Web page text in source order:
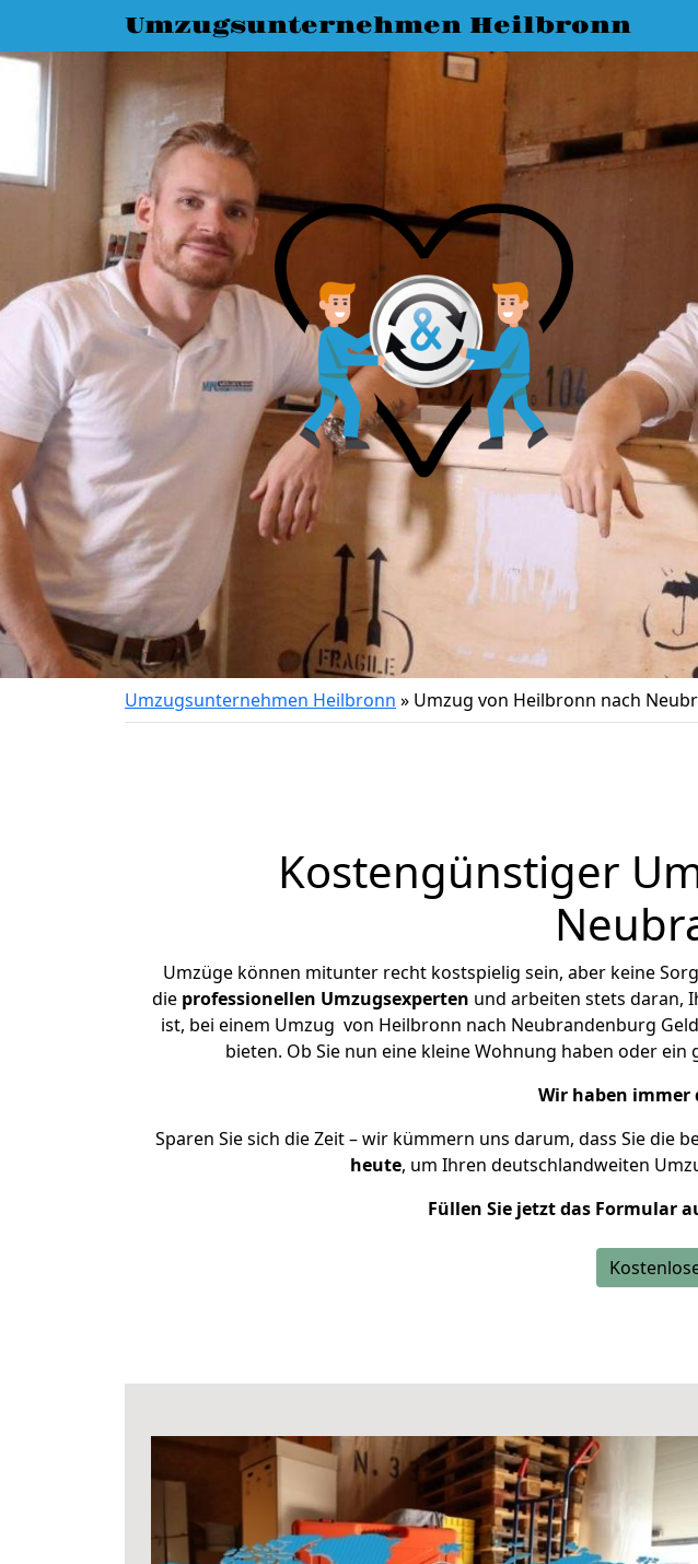
Umzugsunternehmen Heilbronn
Umzugsunternehmen Heilbronn » Umzug von Heilbronn nach
Kostengünstiger
Umzüge können mitunter recht kostspielig sein, aber keine
die professionellen Umzugsexperten und arbeiten stets daran,
ist, bei einem Umzug von Heilbronn nach Neubrandenburg
bieten. Ob Sie nun eine kleine Wohnung haben oder
Wir haben immer
Sparen Sie sich die Zeit – wir kümmern uns darum, dass Sie die
heute, um Ihren deutschlandweiten
Füllen Sie jetzt das Formular